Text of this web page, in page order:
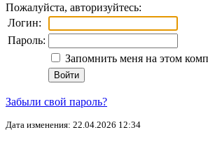
Пожалуйста, авторизуйтесь:
Логин:
Пароль:
Запомнить меня на этом
Забыли свой пароль?
Дата изменения: 22.04.2026 12:34